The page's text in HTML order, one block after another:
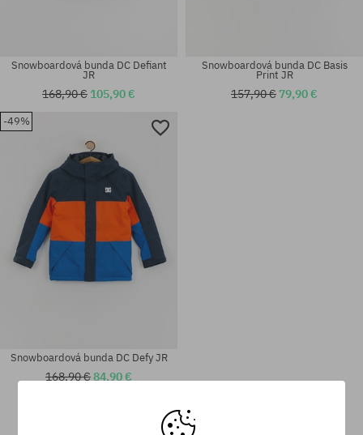
Dostupné veľkosti:
Snowboardová bunda DC Defiant
JR
168,90 € 105,90 €
Dostupné veľkosti:
Snowboardová bunda DC Basis
Print JR
157,90 € 79,90 €
-49%
Snowboardová bunda DC Defy JR
168,90 €84,90 €